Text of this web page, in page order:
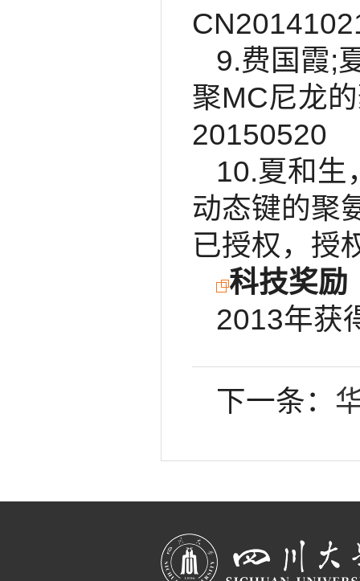
9.费国霞;
聚MC尼龙
20150520
10.夏和生
动态键的聚
已授权，授
科技奖励
2013年获
下一条：